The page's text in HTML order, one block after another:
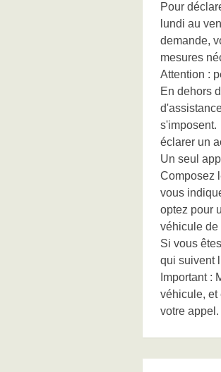
Pour
lundi au
demande,
mesures
Attention :
En dehors
s'imposent.
éclarer un
Un seul
Composez
vous
optez pour
véhicule de
Si vous
qui suivent
Important :
véhicule, et
votre appel.